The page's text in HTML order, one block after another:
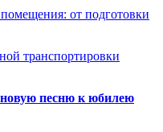
от подготовки
транспортировки
песню к юбилею